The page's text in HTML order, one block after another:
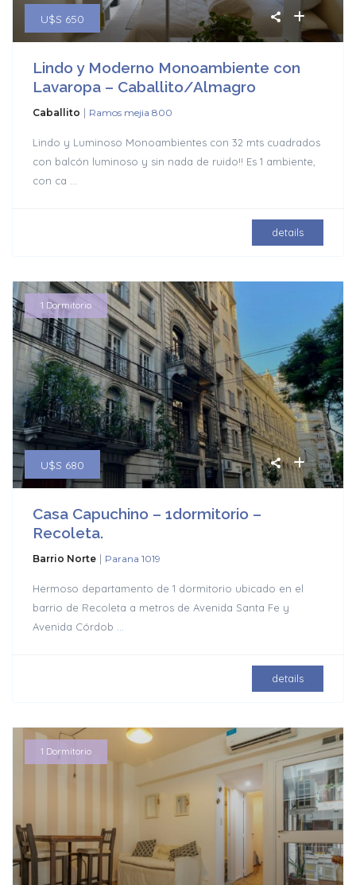
U$S 650
Lindo y Moderno Monoambiente con
Lavaropa – Caballito/Almagro
Caballito | Ramos mejia 800
Lindo y Luminoso Monoambientes con 32 mts cuadrados
con balcón luminoso y sin nada de ruido!! Es 1 ambiente,
con ca ...
details
U$S 680
1 Dormitorio
Casa Capuchino – 1dormitorio –
Recoleta.
Barrio Norte | Parana 1019
Hermoso departamento de 1 dormitorio ubicado en el
barrio de Recoleta a metros de Avenida Santa Fe y
Avenida Córdob
details
1 Dormitorio